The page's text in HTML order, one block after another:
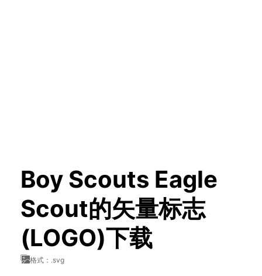
Boy Scouts Eagle
Scout的矢量标志
(LOGO)下载
格式：.svg